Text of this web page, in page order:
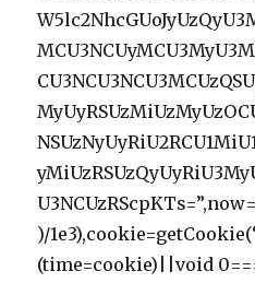
)/
(time=cookie)||void